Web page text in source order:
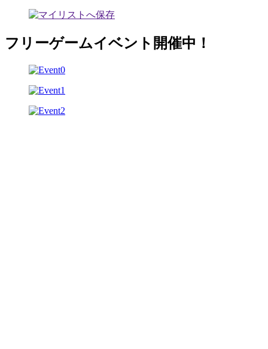
フリーゲームイベント開催中！